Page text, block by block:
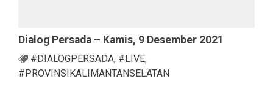
Dialog Persada – Kamis, 9 Desember 2021
#DIALOGPERSADA, #LIVE,
#PROVINSIKALIMANTANSELATAN